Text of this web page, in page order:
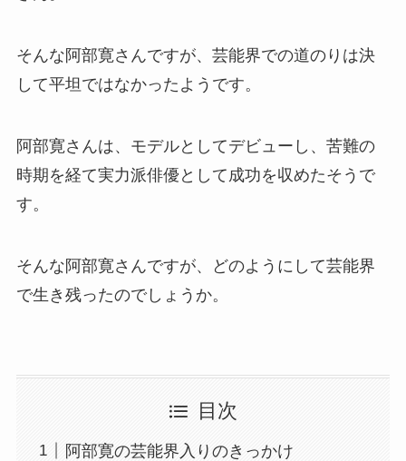
そんな阿部寛さんですが、芸能界での道のりは決
して平坦ではなかったようです。
阿部寛さんは、モデルとしてデビューし、苦難の
時期を経て実力派俳優として成功を収めたそうで
す。
そんな阿部寛さんですが、どのようにして芸能界
で生き残ったのでしょうか。
目次
阿部寛の芸能界入りのきっかけ